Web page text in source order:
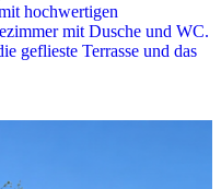
hochwertigen
mit Dusche und WC.
geflieste Terrasse und das